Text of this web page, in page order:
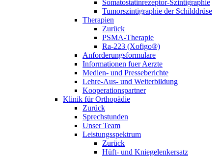
Somatostatinrezeptor-Szintigraphie
Tumorszintigraphie der Schilddrüse
Therapien
Zurück
PSMA-Therapie
Ra-223 (Xofigo®)
Anforderungsformulare
Informationen fuer Aerzte
Medien- und Presseberichte
Lehre-Aus- und Weiterbildung
Kooperationspartner
Klinik für Orthopädie
Zurück
Sprechstunden
Unser Team
Leistungsspektrum
Zurück
Hüft- und Kniegelenkersatz